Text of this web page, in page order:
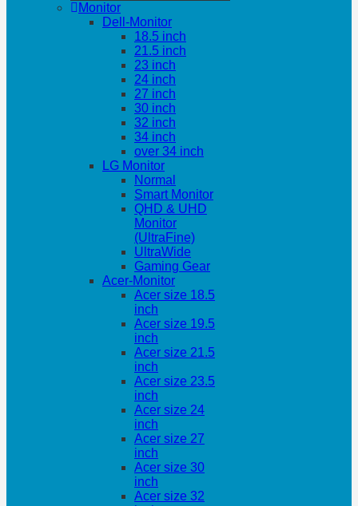
Monitor
Dell-Monitor
18.5 inch
21.5 inch
23 inch
24 inch
27 inch
30 inch
32 inch
34 inch
over 34 inch
LG Monitor
Normal
Smart Monitor
QHD & UHD
Monitor
(UltraFine)
UltraWide
Gaming Gear
Acer-Monitor
Acer size 18.5
inch
Acer size 19.5
inch
Acer size 21.5
inch
Acer size 23.5
inch
Acer size 24
inch
Acer size 27
inch
Acer size 30
inch
Acer size 32